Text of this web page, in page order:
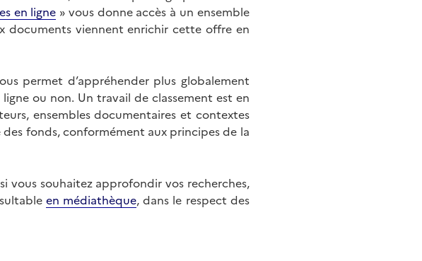
en ligne » vous donne accès à un ensemble
documents viennent enrichir cette offre en
permet d’appréhender plus globalement
ou non. Un travail de classement est en
ensembles documentaires et contextes
fonds, conformément aux principes de la
vous souhaitez approfondir vos recherches,
en médiathèque, dans le respect des